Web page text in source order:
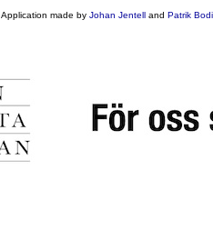
Application made by Johan Jentelland Patrik